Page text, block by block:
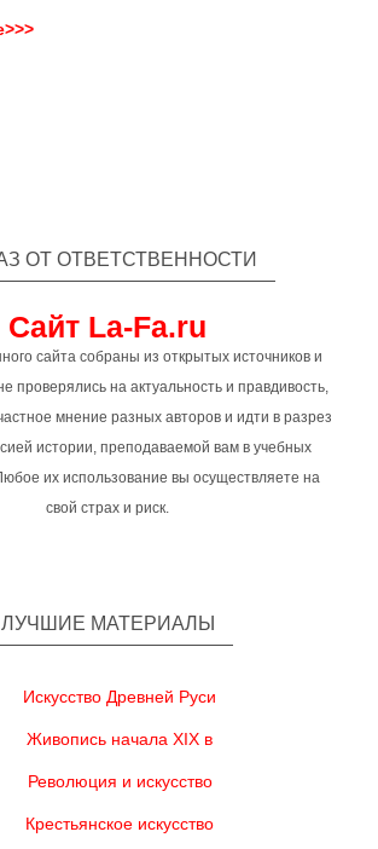
ОТ ОТВЕТСТВЕННОСТИ
Сайт La-Fa.ru
сайта собраны из открытых источников и
проверялись на актуальность и правдивость,
мнение разных авторов и идти в разрез
истории, преподаваемой вам в учебных
их использование вы осуществляете на
свой страх и риск.
ЛУЧШИЕ МАТЕРИАЛЫ
Искусство Древней Руси
Живопись начала XIX в
Революция и искусство
Крестьянское искусство